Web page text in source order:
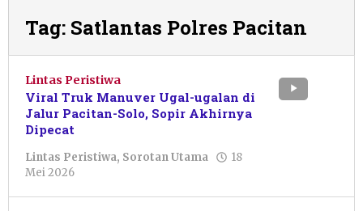
Tag: Satlantas Polres Pacitan
Lintas Peristiwa
Viral Truk Manuver Ugal-ugalan di
Jalur Pacitan-Solo, Sopir Akhirnya
Dipecat
Lintas Peristiwa, Sorotan Utama
18
Mei 2026